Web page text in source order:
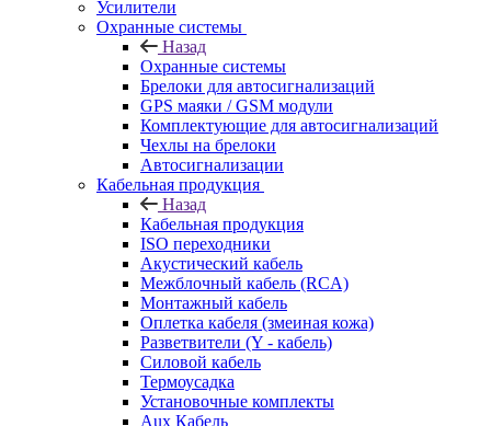
Усилители
Охранные системы
Назад
Охранные системы
Брелоки для автосигнализаций
GPS маяки / GSM модули
Комплектующие для автосигнализаций
Чехлы на брелоки
Автосигнализации
Кабельная продукция
Назад
Кабельная продукция
ISO переходники
Акустический кабель
Межблочный кабель (RCA)
Монтажный кабель
Оплетка кабеля (змеиная кожа)
Разветвители (Y - кабель)
Силовой кабель
Термоусадка
Установочные комплекты
Aux Кабель